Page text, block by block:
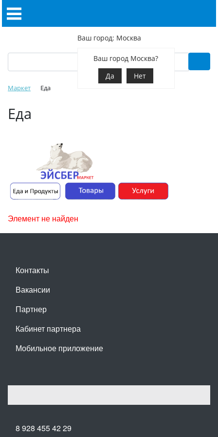
Ваш город: Москва
Ваш город Москва?
Да
Нет
Маркет Еда
Еда
Элемент не найден
Контакты
Вакансии
Партнер
Кабинет партнера
Мобильное приложение
8 928 455 42 29